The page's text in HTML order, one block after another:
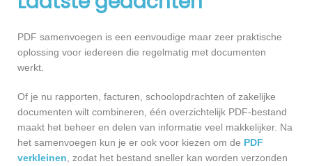
PDF samenvoegen is een eenvoudige maar zeer praktische
oplossing voor iedereen die regelmatig met documenten
werkt.
Of je nu rapporten, facturen, schoolopdrachten of zakelijke
documenten wilt combineren, één overzichtelijk PDF-bestand
maakt het beheer en delen van informatie veel makkelijker. Na
het samenvoegen kun je er ook voor kiezen om de PDF
verkleinen , zodat het bestand sneller kan worden verzonden